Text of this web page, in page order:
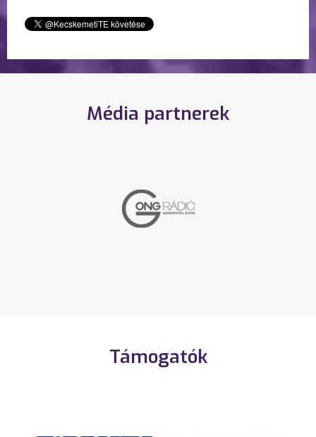
Média partnerek
Támogatók